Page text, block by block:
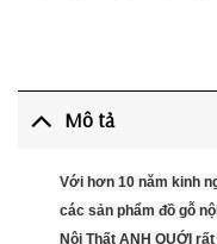
Mô tả
Với hơn 10 năm kinh
các sản phẩm đồ gỗ
Nội Thất ANH QUỚI